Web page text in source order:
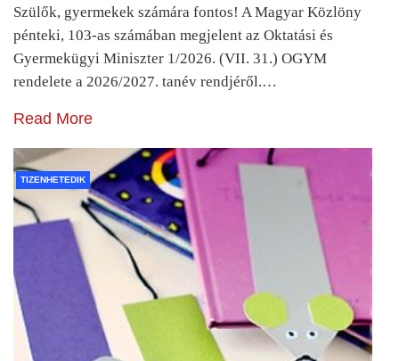
Szülők, gyermekek számára fontos! A Magyar Közlöny
pénteki, 103-as számában megjelent az Oktatási és
Gyermekügyi Miniszter 1/2026. (VII. 31.) OGYM
rendelete a 2026/2027. tanév rendjéről.…
Read More
TIZENHETEDIK